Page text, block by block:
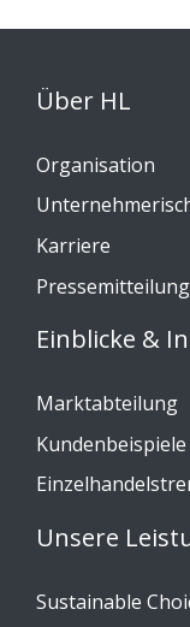
Über HL
Organisation
Karriere
Einblicke &
Marktabteilung
Kundenbeispiele
Unsere
Sustainable